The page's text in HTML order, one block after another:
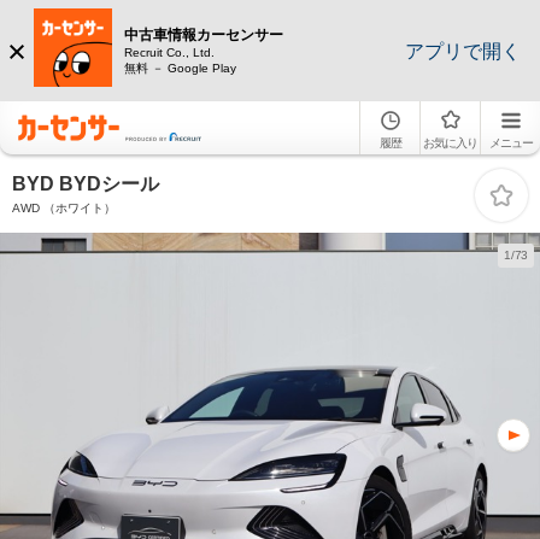
中古車情報カーセンサー
Recruit Co., Ltd.
無料 － Google Play
アプリで開く
履歴 お気に入り メニュー
BYD BYDシール
AWD （ホワイト）
1/73